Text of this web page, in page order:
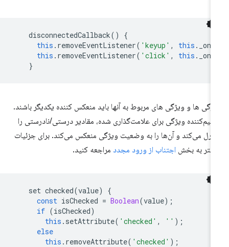
disconnectedCallback ()
this.removeEventListener('keyup', this.
this.removeEventListener('click', this.
ها و ویژگی های مربوط به آنها باید منعکس کننده یکدیگر باشند.
ویژگی برای علامت‌گذاری شده، مقادیر درستی/نادرستی را
می‌کند و آن‌ها را به وضعیت ویژگی منعکس می‌کند. برای جزئیات
به بخشاجتناب از ورود مجددمراجعه کنید.
set checked(value
const isChecked = Boolean(value
if (isChecked
this.setAttribute('checked' , ''
else
this.removeAttribute('checked'